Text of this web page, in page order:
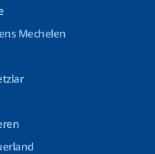
Mechelen